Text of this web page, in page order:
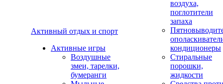
Активный отдых и спорт
Активные игры
Воздушные
змеи, тарелки,
бумеранги
воздуха,
поглотители
запаха
кондиционеры
Стиральные
порошки,
жидкости